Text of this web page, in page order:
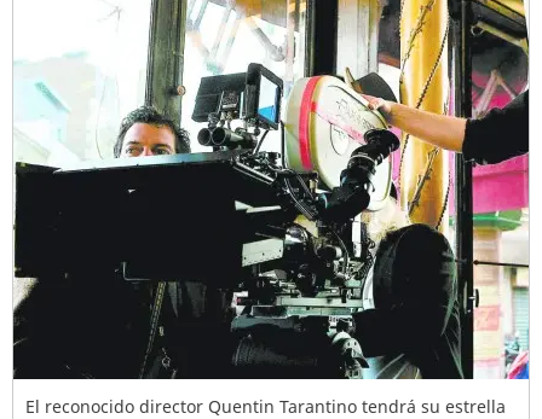
El reconocido director Quentin Tarantino tendrá su estrella